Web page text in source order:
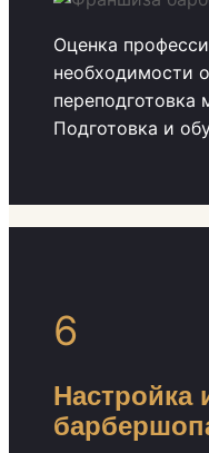
Оценка
необходимости
переподготовка
Подготовка и
6
Настройка